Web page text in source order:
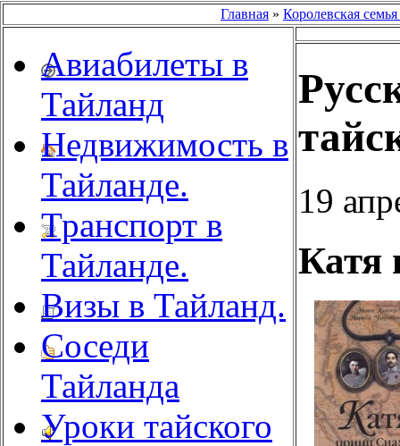
Главная » Королевская
Авиабилеты в
Тайланд
Недвижимость в
Тайланде.
Транспорт в
Тайланде.
Визы в Тайланд.
Соседи
Тайланда
Уроки тайского
19
Катя